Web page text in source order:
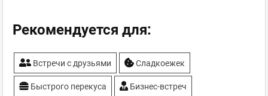
Рекомендуется для:
Встречи с друзьями Сладкоежек
Быстрого перекуса Бизнес-встреч